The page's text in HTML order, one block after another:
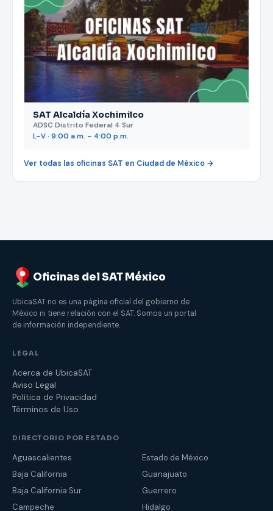
SAT Alcaldía Xochimilco
ADSC Distrito Federal 4 Sur
L–V · 9:00 a.m. – 4:00 p.m.
Ver todas las oficinas SAT en Ciudad de México →
Oficinas del SAT México
UbicaSAT no es una página oficial del gobierno de
México ni tiene relación con el SAT. Somos un portal
de información independiente.
LEGAL
Acerca de UbicaSAT
Aviso Legal
Política de Privacidad
Términos de Uso
DIRECTORIO POR ESTADO
Aguascalientes
Baja California
Baja California Sur
Campeche
Estado de México
Guanajuato
Guerrero
Hidalgo